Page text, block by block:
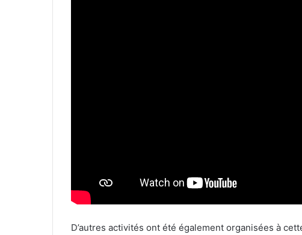
D’autres activités ont été également organisées à